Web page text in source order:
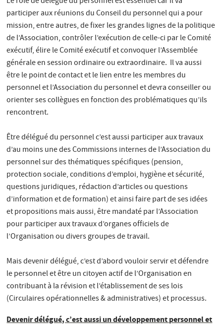
participer aux réunions du Conseil du personnel qui a pour
mission, entre autres, de fixer les grandes lignes de la politique
de l’Association, contrôler l’exécution de celle-ci par le Comité
exécutif, élire le Comité exécutif et convoquer l’Assemblée
générale en session ordinaire ou extraordinaire. Il va aussi
être le point de contact et le lien entre les membres du
personnel et l’Association du personnel et devra conseiller ou
orienter ses collègues en fonction des problématiques qu’ils
rencontrent.
Être délégué du personnel c’est aussi participer aux travaux
d’au moins une des Commissions internes de l’Association du
personnel sur des thématiques spécifiques (pension,
protection sociale, conditions d’emploi, hygiène et sécurité,
questions juridiques, rédaction d’articles ou questions
d’information et de formation) et ainsi faire part de ses idées
et propositions mais aussi, être mandaté par l’Association
pour participer aux travaux d’organes officiels de
l’Organisation ou divers groupes de travail.
Mais devenir délégué, c’est d’abord vouloir servir et défendre
le personnel et être un citoyen actif de l’Organisation en
contribuant à la révision et l’établissement de ses lois
(Circulaires opérationnelles & administratives) et processus.
Devenir délégué, c’est aussi un développement personnel et